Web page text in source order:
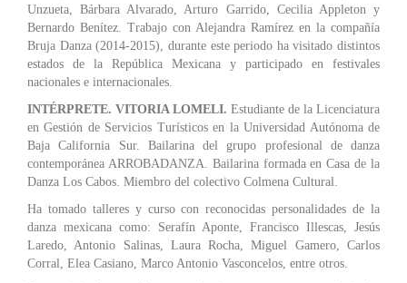
Unzueta, Bárbara Alvarado, Arturo Garrido, Cecilia Appleton y
Bernardo Benítez. Trabajo con Alejandra Ramírez en la compañía
Bruja Danza (2014-2015), durante este periodo ha visitado distintos
estados de la República Mexicana y participado en festivales
nacionales e internacionales.
INTÉRPRETE. VITORIA LOMELI. Estudiante de la Licenciatura
en Gestión de Servicios Turísticos en la Universidad Autónoma de
Baja California Sur. Bailarina del grupo profesional de danza
contemporánea ARROBADANZA. Bailarina formada en Casa de la
Danza Los Cabos. Miembro del colectivo Colmena Cultural.
Ha tomado talleres y curso con reconocidas personalidades de la
danza mexicana como: Serafín Aponte, Francisco Illescas, Jesús
Laredo, Antonio Salinas, Laura Rocha, Miguel Gamero, Carlos
Corral, Elea Casiano, Marco Antonio Vasconcelos, entre otros.